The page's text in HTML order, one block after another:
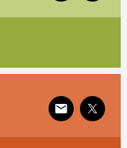
Follow XR